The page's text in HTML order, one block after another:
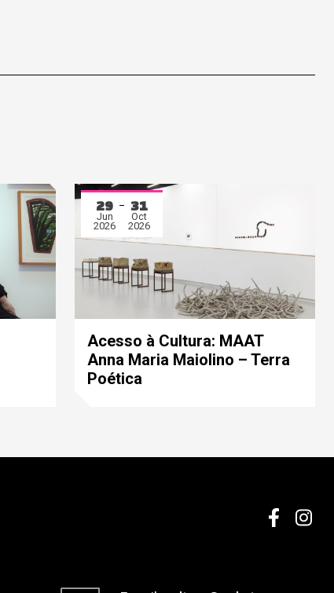
29
Jun
2026
31
Oct
2026
Acesso à Cultura: MAAT
Anna Maria Maiolino – Terra
Poética